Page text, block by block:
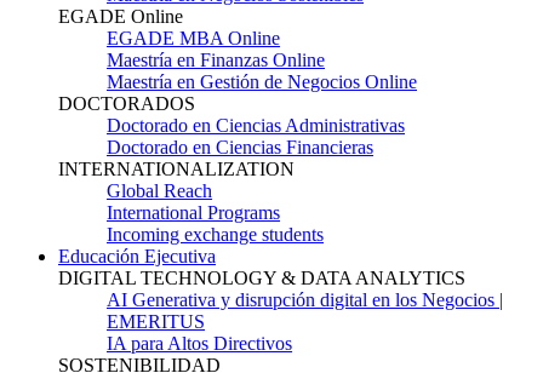
EGADE Online
EGADE MBA Online
Maestría en Finanzas Online
Maestría en Gestión de Negocios Online
DOCTORADOS
Doctorado en Ciencias Administrativas
Doctorado en Ciencias Financieras
INTERNATIONALIZATION
Global Reach
International Programs
Incoming exchange students
Educación Ejecutiva
DIGITAL TECHNOLOGY & DATA ANALYTICS
AI Generativa y disrupción digital en los Negocios |
EMERITUS
IA para Altos Directivos
SOSTENIBILIDAD